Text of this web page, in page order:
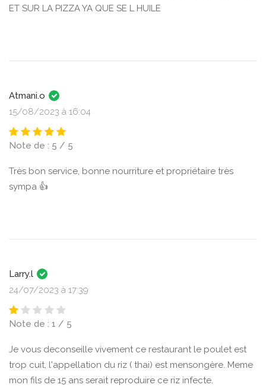
ET SUR LA PIZZA YA QUE SE L HUILE
Atmani.o
15/08/2023 à 16:04
Note de : 5 / 5
Très bon service, bonne nourriture et propriétaire très
sympa 👍
Larry.l
24/07/2023 à 17:39
Note de : 1 / 5
Je vous deconseille vivement ce restaurant le poulet est
trop cuit, l'appellation du riz ( thai) est mensongère. Meme
mon fils de 15 ans serait reproduire ce riz infecte.